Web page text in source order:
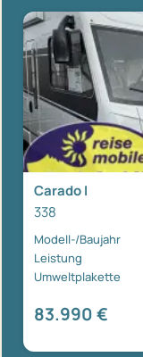
Carado I
338
Modell-/Baujahr
Leistung
Umweltplakette
83.990 €